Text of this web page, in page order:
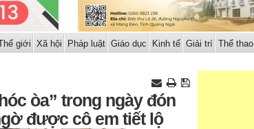
giới Xã hội Pháp luật Giáo dục Kinh tế Giải trí Thể thao
òa” trong ngày đón
được cô em tiết lộ